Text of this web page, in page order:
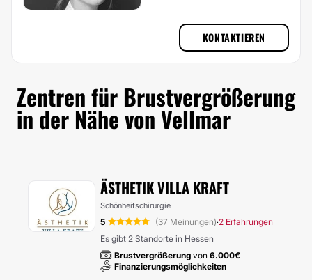
KONTAKTIEREN
Zentren für Brustvergrößerung
in der Nähe von Vellmar
ÄSTHETIK VILLA KRAFT
Schönheitschirurgie
5 (37 Meinungen)·2 Erfahrungen
Es gibt 2 Standorte in Hessen
Brustvergrößerung von 6.000€
Finanzierungsmöglichkeiten